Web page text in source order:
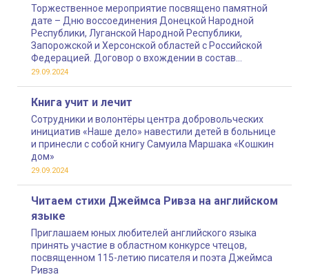
Торжественное мероприятие посвящено памятной
дате – Дню воссоединения Донецкой Народной
Республики, Луганской Народной Республики,
Запорожской и Херсонской областей с Российской
Федерацией. Договор о вхождении в состав
Российской Федерации этих территорий был
29.09.2024
Книга учит и лечит
Сотрудники и волонтёры центра добровольческих
инициатив «Наше дело» навестили детей в больнице
и принесли с собой книгу Самуила Маршака «Кошкин
дом»
29.09.2024
Читаем стихи Джеймса Ривза на английском
языке
Приглашаем юных любителей английского языка
принять участие в областном конкурсе чтецов,
посвященном 115-летию писателя и поэта Джеймса
Ривза